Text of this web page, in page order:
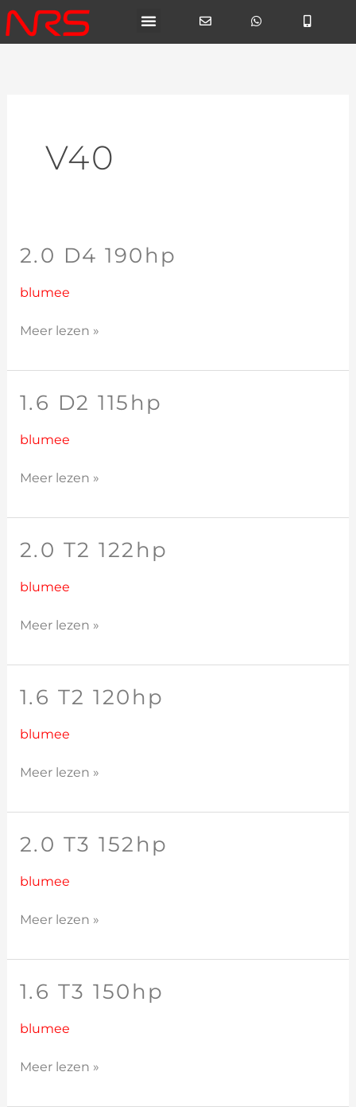
Ga
naar
de
V40
2.0 D4 190hp
blumee
2.0
190hp
Meer lezen »
1.6 D2 115hp
blumee
1.6
115hp
Meer lezen »
2.0 T2 122hp
blumee
2.0
122hp
Meer lezen »
1.6 T2 120hp
blumee
1.6
120hp
Meer lezen »
2.0 T3 152hp
blumee
2.0
152hp
Meer lezen »
1.6 T3 150hp
blumee
1.6
150hp
Meer lezen »